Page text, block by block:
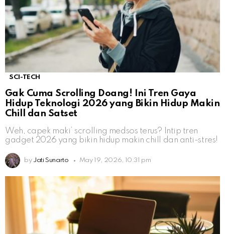
SCI-TECH
Gak Cuma Scrolling Doang! Ini Tren Gaya
Hidup Teknologi 2026 yang Bikin Hidup Makin
Chill dan Satset
Weh, capek maki’ scrolling medsos terus? Intip tren
gadget 2026 yang bikin hidup makin chill dan anti-stres!
by Jati Sunarto May 19, 2026, 10:31 pm